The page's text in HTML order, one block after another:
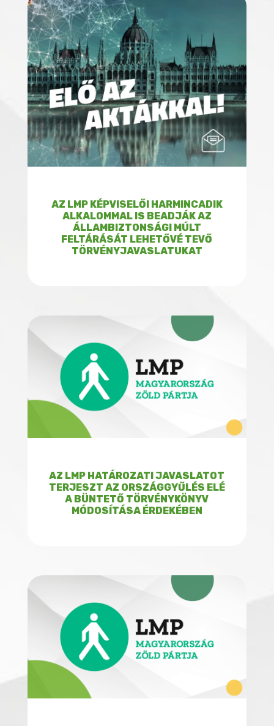
AZ LMP KÉPVISELŐI HARMINCADIK
ALKALOMMAL IS BEADJÁK AZ
ÁLLAMBIZTONSÁGI MÚLT
FELTÁRÁSÁT LEHETŐVÉ TEVŐ
TÖRVÉNYJAVASLATUKAT
AZ LMP HATÁROZATI JAVASLATOT
TERJESZT AZ ORSZÁGGYŰLÉS ELÉ
A BÜNTETŐ TÖRVÉNYKÖNYV
MÓDOSÍTÁSA ÉRDEKÉBEN